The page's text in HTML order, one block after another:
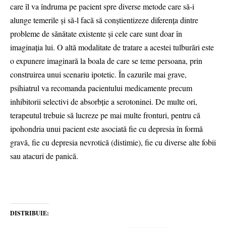
care îl va îndruma pe pacient spre diverse metode care să-i
alunge temerile şi să-l facă să conştientizeze diferenţa dintre
probleme de sănătate existente şi cele care sunt doar în
imaginaţia lui. O altă modalitate de tratare a acestei tulburări este
o expunere imaginară la boala de care se teme persoana, prin
construirea unui scenariu ipotetic. În cazurile mai grave,
psihiatrul va recomanda pacientului medicamente precum
inhibitorii selectivi de absorbţie a serotoninei. De multe ori,
terapeutul trebuie să lucreze pe mai multe fronturi, pentru că
ipohondria unui pacient este asociată fie cu depresia în formă
gravă, fie cu depresia nevrotică (distimie), fie cu diverse alte fobii
sau atacuri de panică.
DISTRIBUIE: